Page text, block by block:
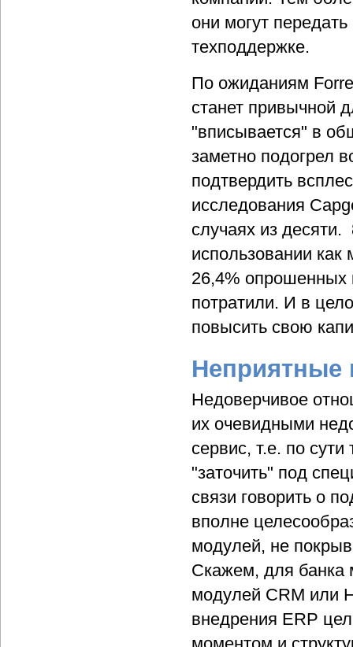
они могут
техподдержке.
По ожиданиям
станет привычной
"вписывается" в
заметно подогрел
подтвердить
исследования
случаях из
использовании как
26,4% опрошенных
потратили. И в
повысить свою
Недоверчивое
их очевидными
сервис, т.е. по
"заточить" под
связи говорить о
вполне
модулей, не
Скажем, для банка
модулей CRM или
внедрения ERP